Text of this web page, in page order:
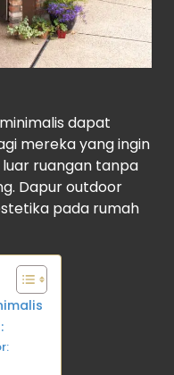
dapat
mereka yang ingin
ruangan tanpa
Dapur outdoor
pada rumah